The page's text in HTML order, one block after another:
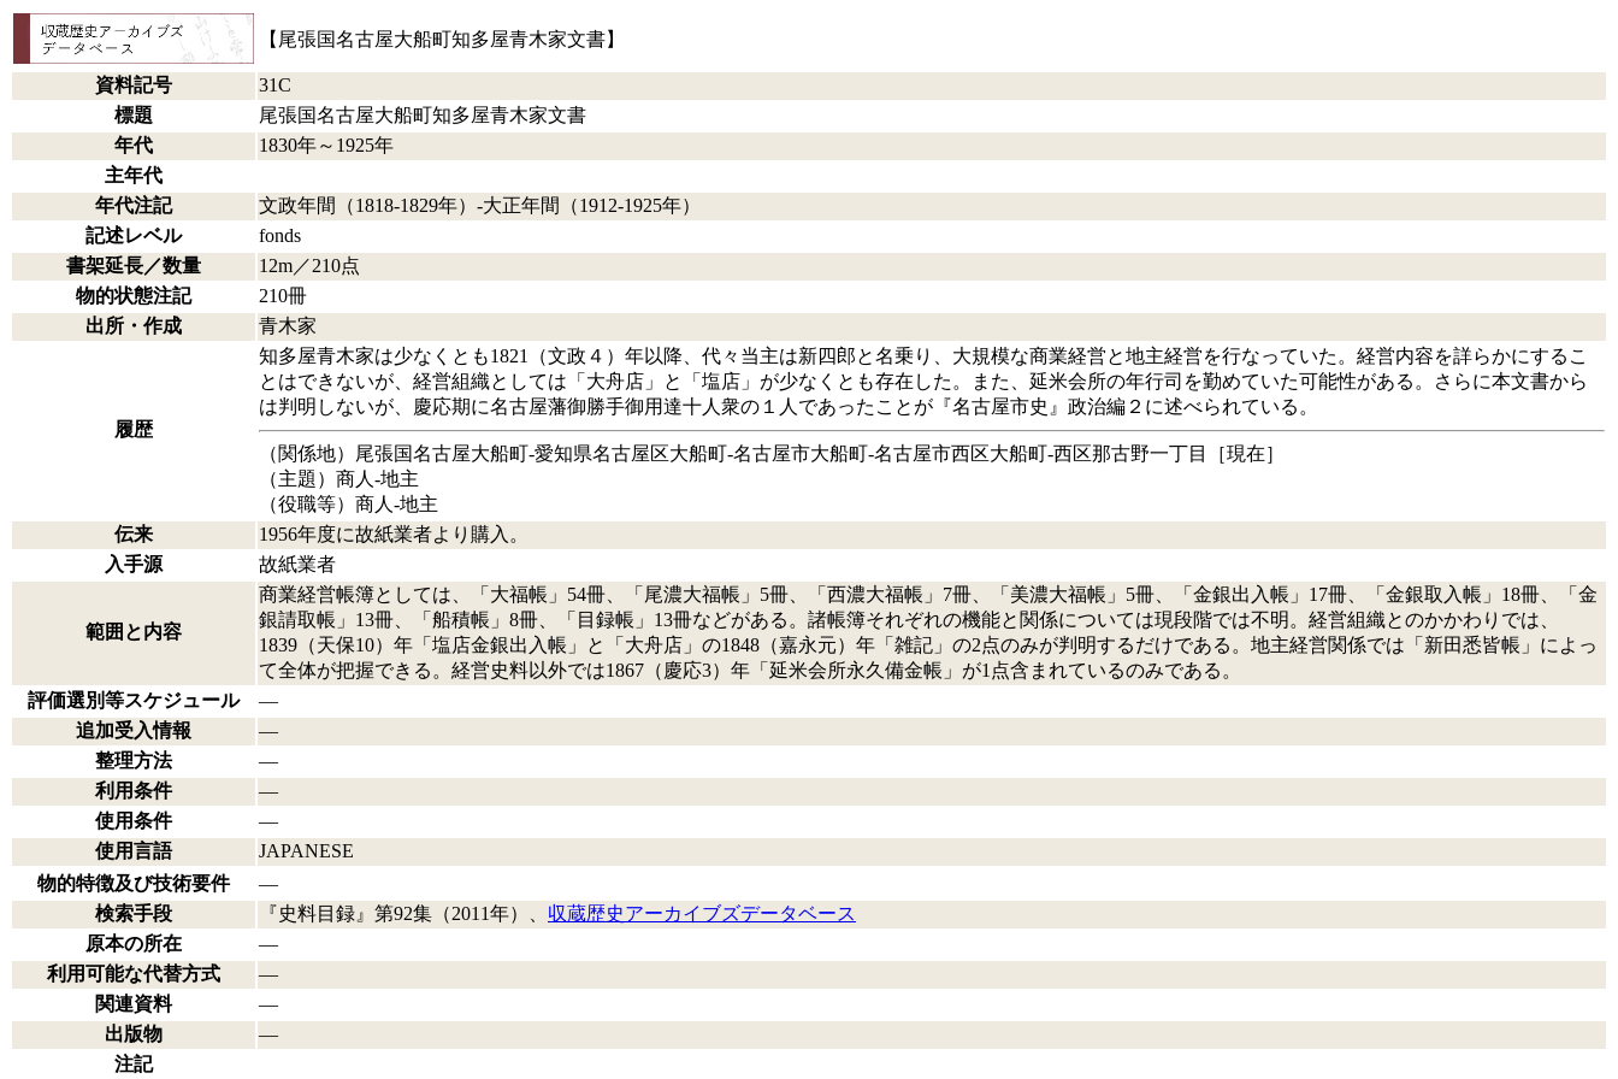
【尾張国名古屋大船町知多屋青木家文書】
資料記号
31C
標題
尾張国名古屋大船町知多屋青木家文書
年代
1830年～1925年
主年代
年代注記
文政年間（1818-1829年）-大正年間（1912-1925年）
記述レベル
fonds
書架延長／数量
12m／210点
物的状態注記
210冊
出所・作成
青木家
履歴
知多屋青木家は少なくとも1821（文政４）年以降、代々当主は新四郎と名乗り、大規模な商業経営と地主経営を行なっていた。経営内容を詳らかにするこ
とはできないが、経営組織としては「大舟店」と「塩店」が少なくとも存在した。また、延米会所の年行司を勤めていた可能性がある。さらに本文書から
は判明しないが、慶応期に名古屋藩御勝手御用達十人衆の１人であったことが『名古屋市史』政治編２に述べられている。
（関係地）尾張国名古屋大船町‐愛知県名古屋区大船町‐名古屋市大船町‐名古屋市西区大船町‐西区那古野一丁目［現在］
（主題）商人‐地主
（役職等）商人‐地主
伝来
1956年度に故紙業者より購入。
入手源
故紙業者
範囲と内容
商業経営帳簿としては、「大福帳」54冊、「尾濃大福帳」5冊、「西濃大福帳」7冊、「美濃大福帳」5冊、「金銀出入帳」17冊、「金銀取入帳」18冊、「金
銀請取帳」13冊、「船積帳」8冊、「目録帳」13冊などがある。諸帳簿それぞれの機能と関係については現段階では不明。経営組織とのかかわりでは、
1839（天保10）年「塩店金銀出入帳」と「大舟店」の1848（嘉永元）年「雑記」の2点のみが判明するだけである。地主経営関係では「新田悉皆帳」によっ
て全体が把握できる。経営史料以外では1867（慶応3）年「延米会所永久備金帳」が1点含まれているのみである。
評価選別等スケジュール
―
追加受入情報
―
整理方法
―
利用条件
―
使用条件
―
使用言語
JAPANESE
物的特徴及び技術要件
―
検索手段
『史料目録』第92集（2011年）、 収蔵歴史アーカイブズデータベース
原本の所在
―
利用可能な代替方式
―
関連資料
―
出版物
―
注記